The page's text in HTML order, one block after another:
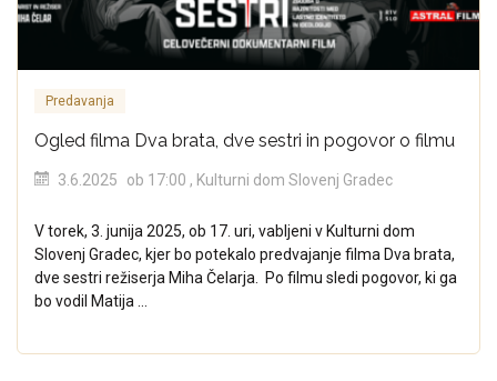
Predavanja
Ogled filma Dva brata, dve sestri in pogovor o filmu
3.6.2025 ob 17:00 , Kulturni dom Slovenj Gradec
V torek, 3. junija 2025, ob 17. uri, vabljeni v Kulturni dom
Slovenj Gradec, kjer bo potekalo predvajanje filma Dva brata,
dve sestri režiserja Miha Čelarja. Po filmu sledi pogovor, ki ga
bo vodil Matija ...